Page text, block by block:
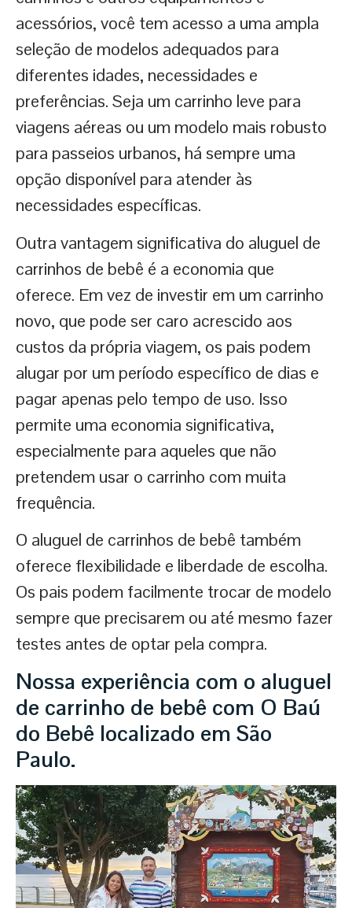
acessórios, você tem acesso a uma ampla
seleção de modelos adequados para
diferentes idades, necessidades e
preferências. Seja um carrinho leve para
viagens aéreas ou um modelo mais robusto
para passeios urbanos, há sempre uma
opção disponível para atender às
necessidades específicas.
Outra vantagem significativa do aluguel de
carrinhos de bebê é a economia que
oferece. Em vez de investir em um carrinho
novo, que pode ser caro acrescido aos
custos da própria viagem, os pais podem
alugar por um período específico de dias e
pagar apenas pelo tempo de uso. Isso
permite uma economia significativa,
especialmente para aqueles que não
pretendem usar o carrinho com muita
frequência.
O aluguel de carrinhos de bebê também
oferece flexibilidade e liberdade de escolha.
Os pais podem facilmente trocar de modelo
sempre que precisarem ou até mesmo fazer
testes antes de optar pela compra.
Nossa experiência com o aluguel
de carrinho de bebê com O Baú
do Bebê localizado em São
Paulo.